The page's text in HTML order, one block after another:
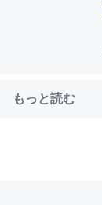
った遠方の父67歳と
的に変化した｜
もっと読む